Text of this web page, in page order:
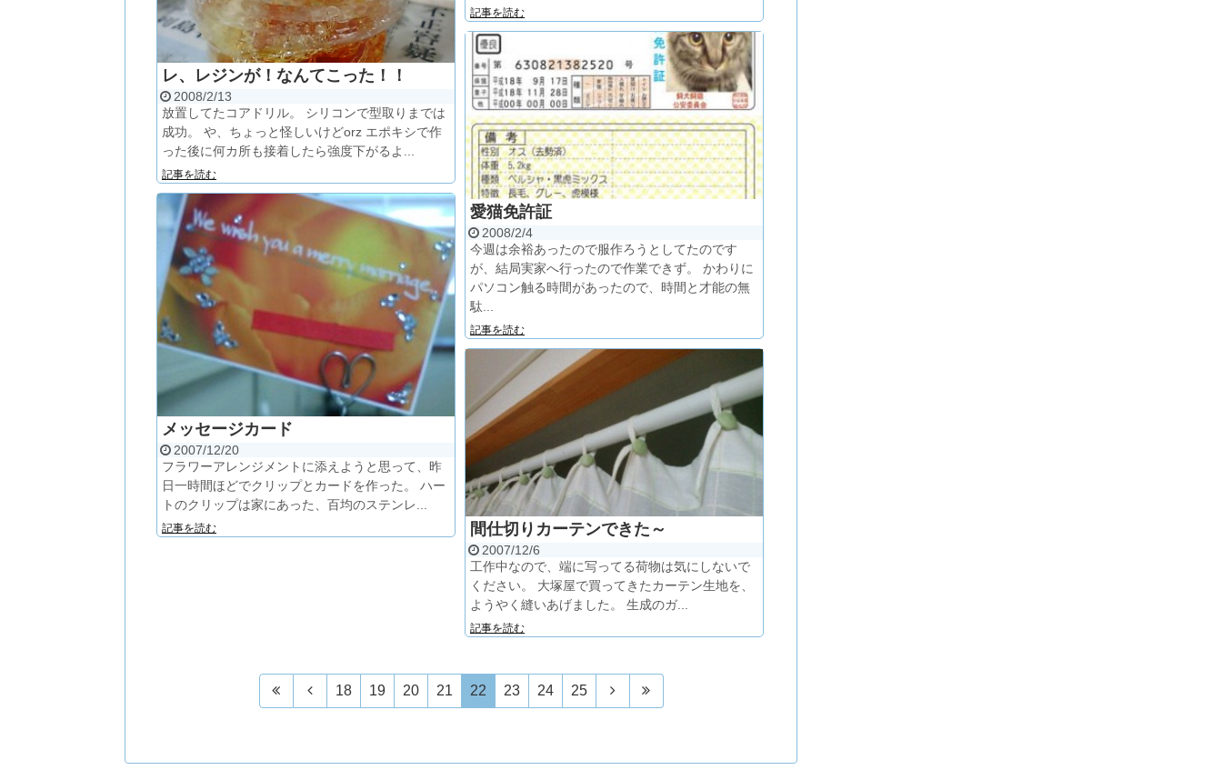
記事を読む
レ、レジンが！なんてこった！！
2008/2/13
放置してたコアドリル。 シリコンで型取りまでは
成功。 や、ちょっと怪しいけどorz エポキシで作
った後に何カ所も接着したら強度下がるよ...
記事を読む
愛猫免許証
2008/2/4
今週は余裕あったので服作ろうとしてたのです
が、結局実家へ行ったので作業できず。 かわりに
パソコン触る時間があったので、時間と才能の無
駄...
記事を読む
メッセージカード
2007/12/20
フラワーアレンジメントに添えようと思って、昨
日一時間ほどでクリップとカードを作った。 ハー
トのクリップは家にあった、百均のステンレ...
記事を読む 間仕切りカーテンできた～
2007/12/6
工作中なので、端に写ってる荷物は気にしないで
ください。 大塚屋で買ってきたカーテン生地を、
ようやく縫いあげました。 生成のガ...
記事を読む
18 19 20 21 22 23 24 25